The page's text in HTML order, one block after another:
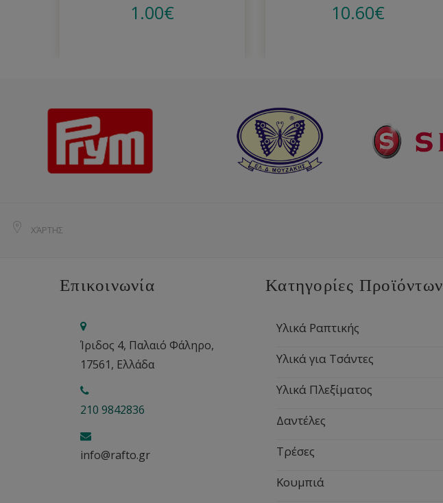
1.00€ 10.60€
ΧΆΡΤΗΣ
Επικοινωνία
Ίριδος 4, Παλαιό Φάληρο,
17561, Ελλάδα
210 9842836
info@rafto.gr
Κατηγορίες Προϊόντων
Υλικά Ραπτικής
Υλικά για Τσάντες
Υλικά Πλεξίματος
Δαντέλες
Τρέσες
Κουμπιά